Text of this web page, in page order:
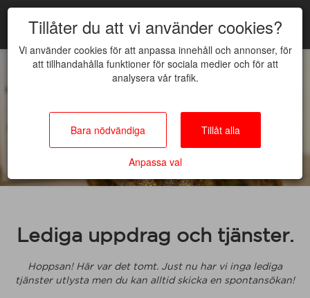
Lediga uppdrag och tjänster.
Hoppsan! Här var det tomt. Just nu har vi inga lediga
tjänster utlysta men du kan alltid skicka en spontansökan!
Tillåter du att vi använder cookies?
Vi använder cookies för att anpassa innehåll och annonser, för
att tillhandahålla funktioner för sociala medier och för att
analysera vår trafik.
Bara nödvändiga Tillåt alla
Anpassa val